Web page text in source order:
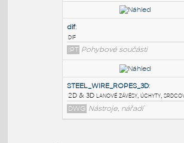
samosvorny diferencial
Lamelový samosvorný
Differential mechanism:
Diferenciál
F3D Pohybové součásti